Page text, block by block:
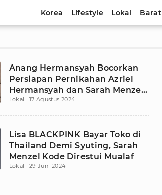
Korea Lifestyle Lokal Barat
Anang Hermansyah Bocorkan
Persiapan Pernikahan Azriel
Hermansyah dan Sarah Menzel,
Kapan Digelar?
Lokal 17 Agustus 2024
Lisa BLACKPINK Bayar Toko di
Thailand Demi Syuting, Sarah
Menzel Kode Direstui Mualaf
Lokal 29 Juni 2024